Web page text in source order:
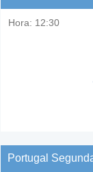
Hora: 12:30
Portugal